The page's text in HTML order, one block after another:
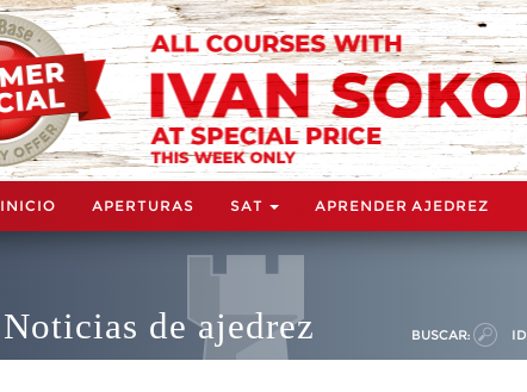
INICIO APERTURAS SAT APRENDER AJEDREZ
Noticias de ajedrez BUSCAR: